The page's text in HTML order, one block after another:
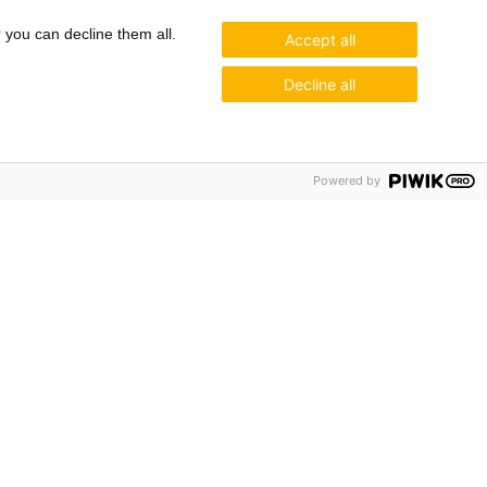
can decline them all. Accept all
Decline all
Powered by